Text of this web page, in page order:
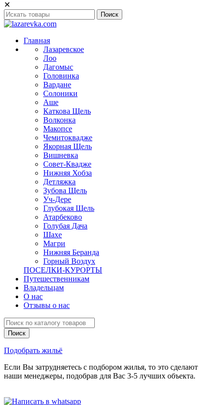
✕
Главная
Лазаревское
Лоо
Дагомыс
Головинка
Вардане
Солоники
Аше
Каткова Щель
Волконка
Макопсе
Чемитоквадже
Якорная Щель
Вишневка
Совет-Квадже
Нижняя Хобза
Детляжка
Зубова Щель
Уч-Дере
Глубокая Щель
Атарбеково
Голубая Дача
Шахе
Магри
Нижняя Беранда
Горный Воздух
ПОСЕЛКИ-КУРОРТЫ
Путешественникам
Владельцам
О нас
Отзывы о нас
Подобрать жильё
Если Вы затрудняетесь с подбором жилья, то это сделают
наши менеджеры, подобрав для Вас 3-5 лучших объекта.